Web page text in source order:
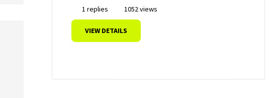
1 replies
1052 views
VIEW DETAILS